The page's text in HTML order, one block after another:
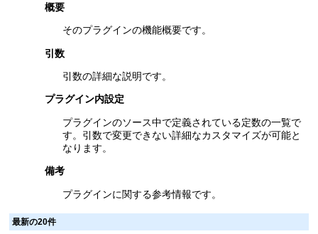
概要
そのプラグインの機能概要です。
引数
引数の詳細な説明です。
プラグイン内設定
プラグインのソース中で定義されている定数の一覧で
す。引数で変更できない詳細なカスタマイズが可能と
なります。
備考
プラグインに関する参考情報です。
最新の20件